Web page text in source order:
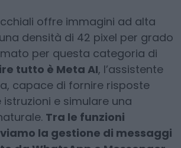
offre immagini ad alta
densità di 42 pixel per grado
per questa categoria di
tutto è Meta AI, l’assistente
capace di fornire risposte
istruzioni e simulare una
Tra le funzioni
la gestione di messaggi